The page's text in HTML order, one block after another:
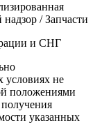
/ Запчасти
и СНГ
условиях не
положениями
указанных